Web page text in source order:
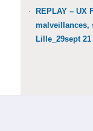
REPLAY – UX
malveillances,
Lille_29sept 21